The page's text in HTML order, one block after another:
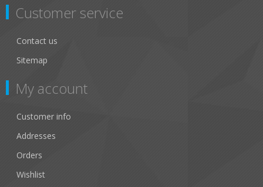
Customer service
Contact us
Sitemap
My account
Customer info
Addresses
Orders
Wishlist